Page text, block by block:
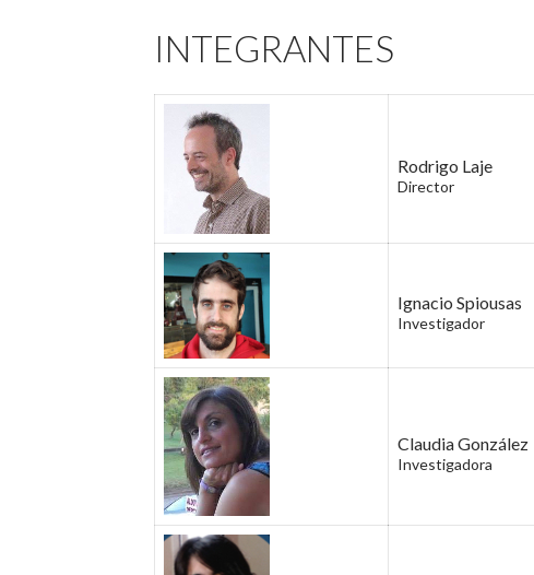
INTEGRANTES
Rodrigo Laje
Director
Ignacio Spiousas
Investigador
Claudia González
Investigadora